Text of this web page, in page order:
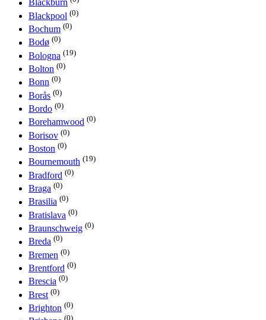
Blackburn
Blackpool (0)
Bochum (0)
Bodø (0)
Bologna (19)
Bolton (0)
Bonn (0)
Borås (0)
Bordo (0)
Borehamwood (0)
Borisov (0)
Boston (0)
Bournemouth (19)
Bradford (0)
Braga (0)
Brasilia (0)
Bratislava (0)
Braunschweig (0)
Breda (0)
Bremen (0)
Brentford (0)
Brescia (0)
Brest (0)
Brighton (0)
(0)